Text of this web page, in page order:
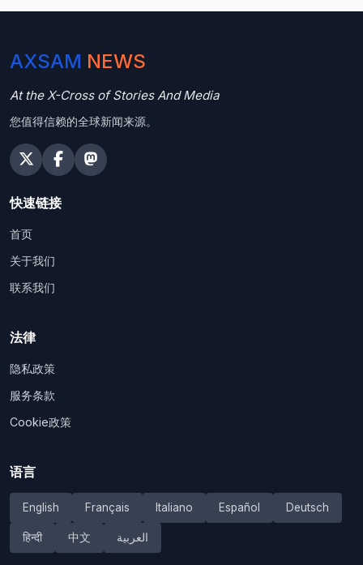
AXSAM NEWS
At the X-Cross of Stories And Media
您值得信赖的全球新闻来源。
快速链接
首页
关于我们
联系我们
法律
隐私政策
服务条款
Cookie政策
语言
English Français Italiano Español Deutsch
हिन्दी 中文 العربية